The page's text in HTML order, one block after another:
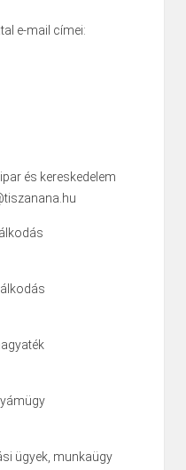
e-mail címei:
és kereskedelem
ügyek, munkaügy